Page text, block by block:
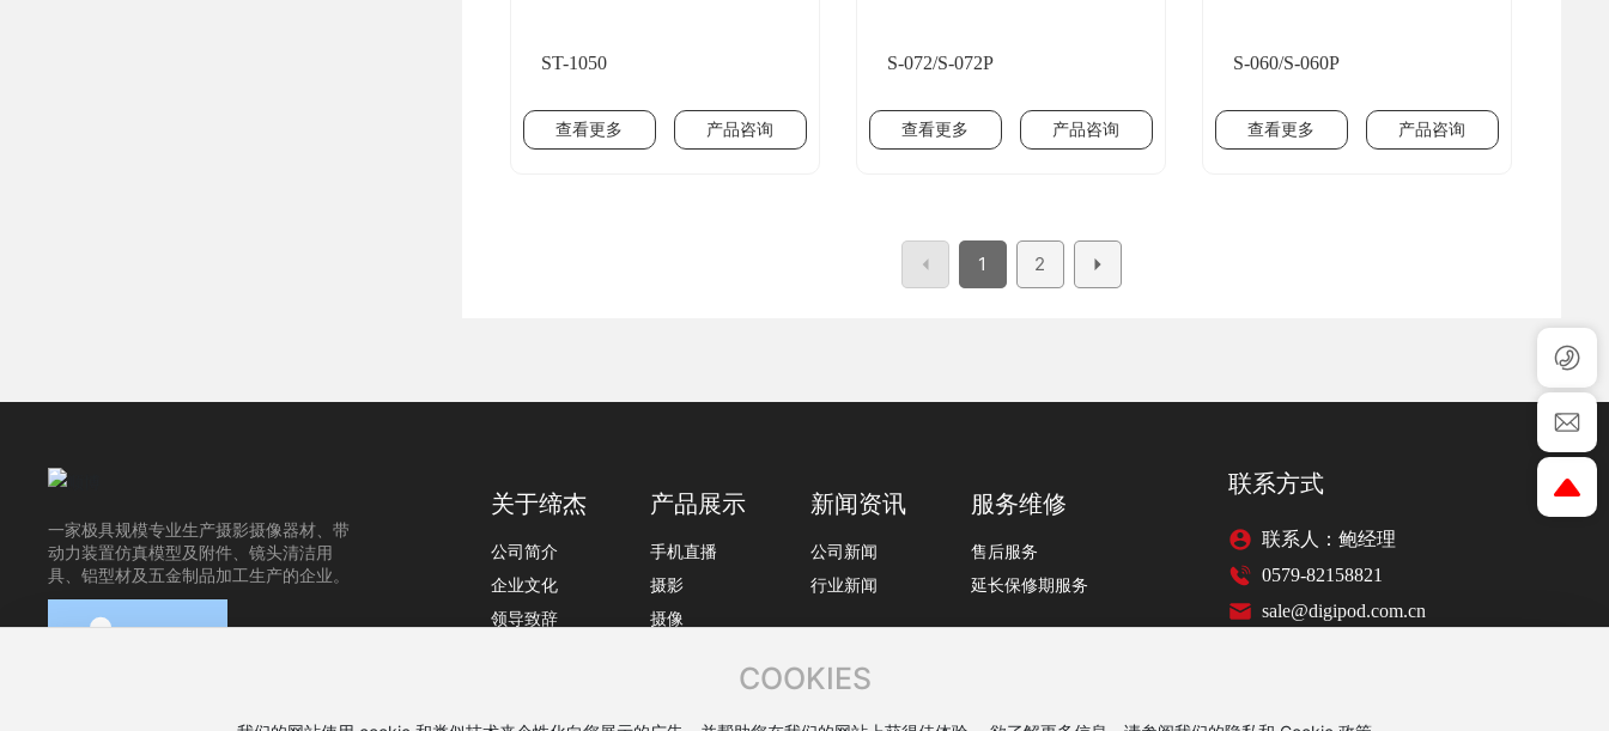
ST-1050
查看更多 产品咨询
S-072/S-072P
查看更多 产品咨询
S-060/S-060P
查看更多 产品咨询
1 2
一家极具规模专业生产摄影摄像器材、带
动力装置仿真模型及附件、镜头清洁用
具、铝型材及五金制品加工生产的企业。
关于缔杰
公司简介
企业文化
领导致辞
产品展示
手机直播
摄影
摄像
铝型材
新闻资讯
公司新闻
行业新闻
服务维修
售后服务
延长保修期服务
联系方式
联系人：鲍经理
0579-82158821
sale@digipod.com.cn
COOKIES